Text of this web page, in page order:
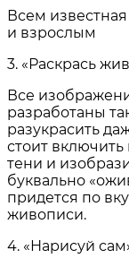
Всем
и взрослым
3. «Раскрась
Все
разработаны
разукрасить
стоит
тени и
буквально
придется по
живописи.
4. «Нарисуй